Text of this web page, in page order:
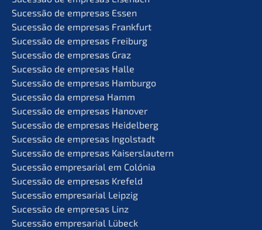
Suces­são de empre­sas Essen
Suces­são de empre­sas Frankfurt
Suces­são de empre­sas Freiburg
Suces­são de empre­sas Graz
Suces­são de empre­sas Halle
Suces­são de empre­sas Hamburgo
Suces­são da empre­sa Hamm
Suces­são de empre­sas Hanover
Suces­são de empre­sas Heidelberg
Suces­são de empre­sas Ingolstadt
Suces­são de empre­sas Kaiserslautern
Suces­são empre­sa­ri­al em Colónia
Suces­são de empre­sas Krefeld
Suces­são empre­sa­ri­al Leipzig
Suces­são de empre­sas Linz
Suces­são empre­sa­ri­al Lübeck